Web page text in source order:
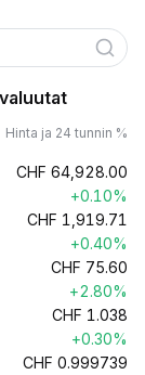
Hinta ja 24 tunnin %
CHF 64,928.00
+0.10%
CHF 1,919.71
+0.40%
CHF 75.60
+2.80%
CHF 1.038
+0.30%
CHF 0.999739